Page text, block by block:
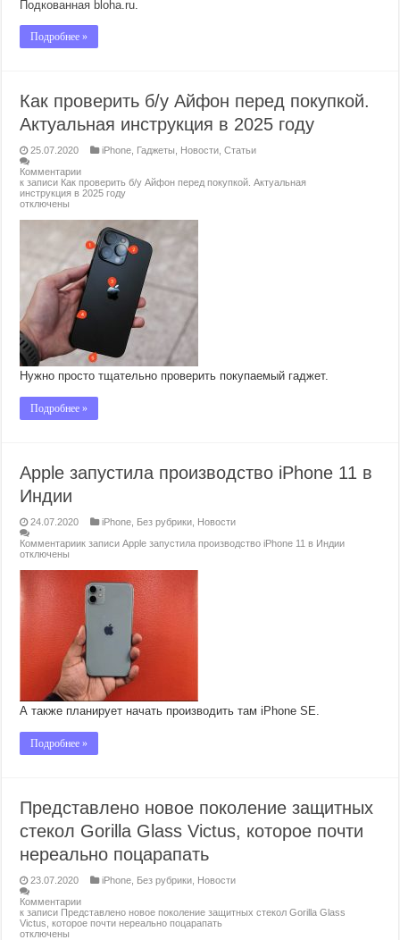
Подкованная bloha.ru.
Подробнее »
Как проверить б/у Айфон перед покупкой.
Актуальная инструкция в 2025 году
25.07.2020 iPhone Гаджеты Новости ,Статьи
Комментарии
к записи Как проверить б/у Айфон перед покупкой. Актуальная
инструкция в 2025 году
отключены
Нужно просто тщательно проверить покупаемый гаджет.
Подробнее »
Apple запустила производство iPhone 11 в
Индии
24.07.2020 iPhone Без рубрики Новости
Комментариик записи Apple запустила производство iPhone 11 в Индии
отключены
А также планирует начать производить там iPhone SE.
Подробнее »
Представлено новое поколение защитных
стекол Gorilla Glass Victus, которое почти
нереально поцарапать
23.07.2020 iPhone Без рубрики Новости
Комментарии
к записи Представлено новое поколение защитных стекол Gorilla Glass
Victus, которое почти нереально поцарапать
отключены